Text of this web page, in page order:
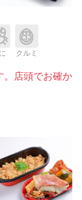
クルミ
。店頭でお確か